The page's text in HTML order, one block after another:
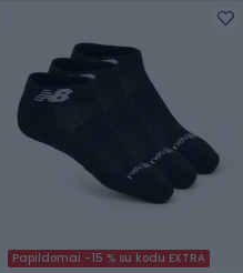
Papildomai -15 % su kodu EXTRA